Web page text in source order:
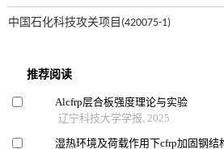
中国石化科技攻关项目(420075-1)